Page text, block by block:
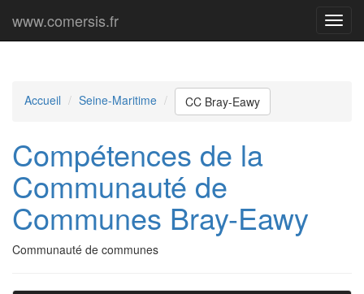
Menu
www.comersis.fr
Accueil Seine-Maritime CC Bray-Eawy
Compétences de la
Communauté de
Communes Bray-Eawy
Communauté de communes